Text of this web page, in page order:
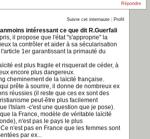
Répondre
Suivre cet internaute Profil
intéressant ce que dit R.Guerfali
il propose que l'état "s'approprie" la
la contrôler et aider à sa sécularisation
1er garantissant la primauté du
est plus fragile et risquerait de céder, à
encore plus dangereux.
cheminement de la laïcité française.
prête à sourire, il donne de nombreux ex
réussies (il reste que ces ex sont des
peut-être plus facilement
l'Islam -c'est une question que je pose).
que la France, modèle de véritable laïcité
n'est pas le pays le plus
n'est pas en France que les femmes sont
par ex...